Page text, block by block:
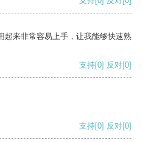
起来非常容易上手，让我能够快速熟
支持[0] 反对[0]
支持[0] 反对[0]